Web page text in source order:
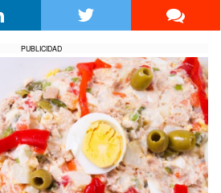
PUBLICIDAD